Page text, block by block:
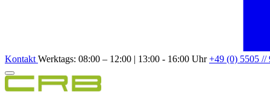
Kontakt Werktags: 08:00 – 12:00 | 13:00 - 16:00 Uhr+49 (0) 5505 //